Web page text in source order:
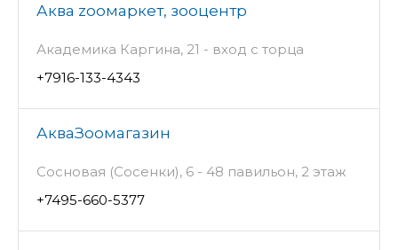
Аква zooмаркет, зооцентр
Академика Каргина, 21 - вход с торца
+7916-133-4343
АкваЗоомагазин
Сосновая (Сосенки), 6 - 48 павильон, 2 этаж
+7495-660-5377